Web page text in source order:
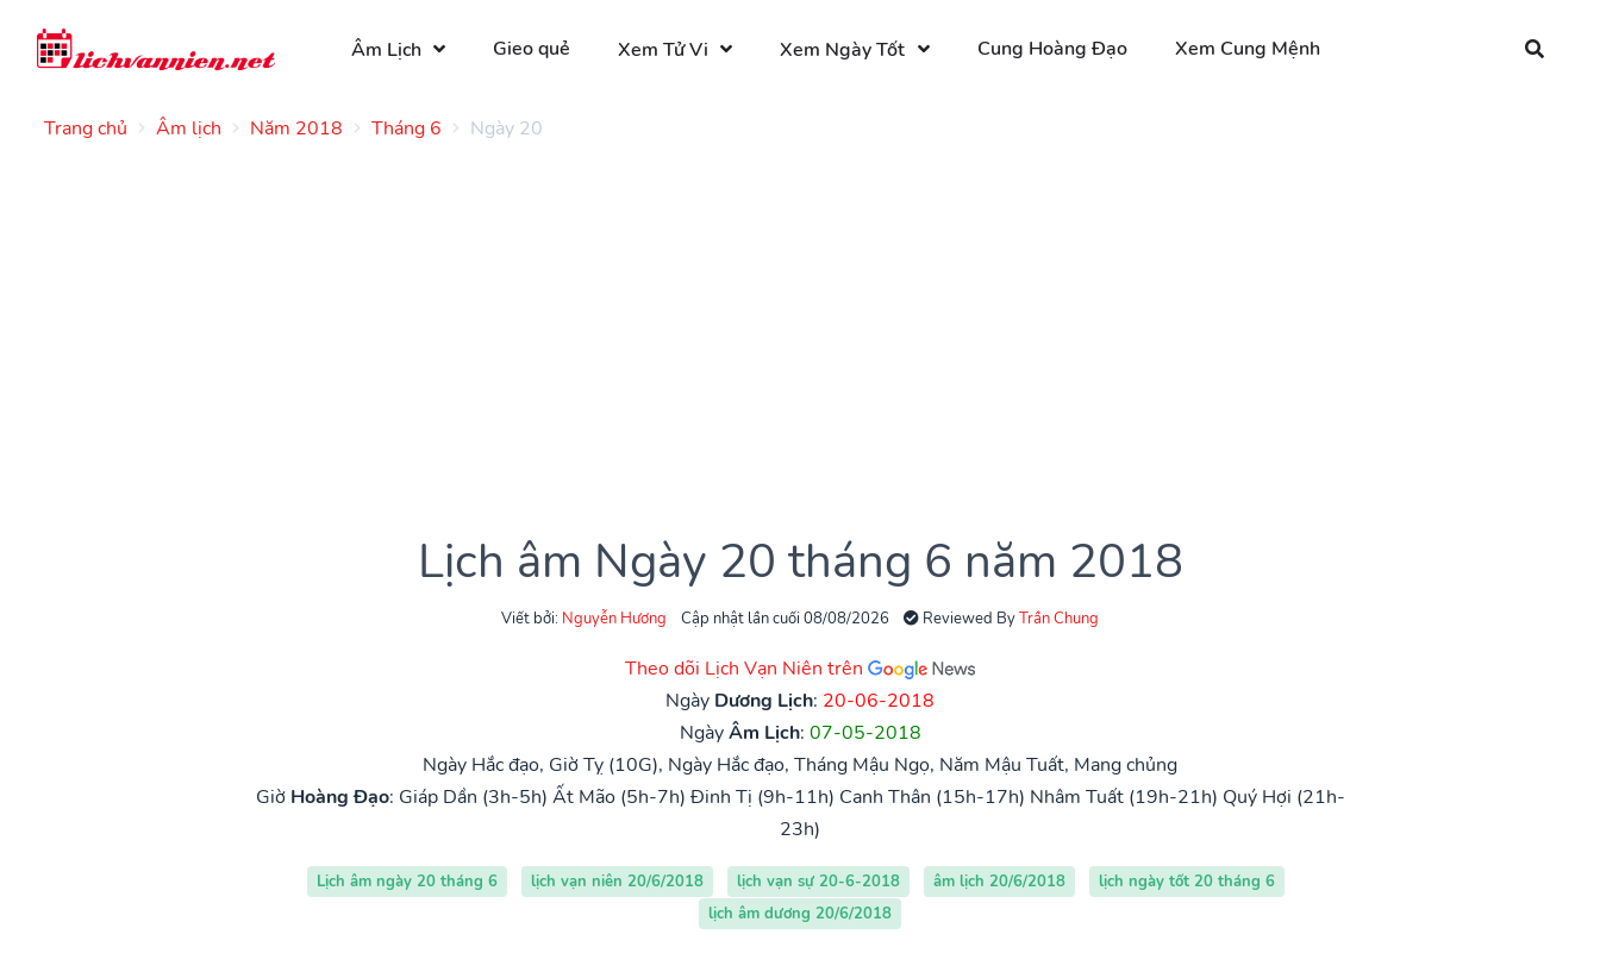
Âm Lịch Gieo quẻ Xem Tử Vi Xem Ngày Tốt Cung Hoàng Đạo Xem Cung Mệnh
Trang chủ Âm lịch Năm 2018 Tháng 6 Ngày 20
Lịch âm Ngày 20 tháng 6 năm 2018
Viết bởi: Nguyễn Hương Cập nhật lần cuối 08/08/2026 Reviewed ByTrần Chung
Theo dõi Lịch Vạn Niên trên
Ngày Dương Lịch: 20-06-2018
NgàyÂm Lịch: 07-05-2018
Ngày Hắc đạo, Giờ Tỵ (10G), Ngày Hắc đạo, Tháng Mậu Ngọ, Năm Mậu Tuất, Mang chủng
Giờ Hoàng Đạo: Giáp Dần (3h-5h) Ất Mão (5h-7h) Đinh Tị (9h-11h) Canh Thân (15h-17h) Nhâm Tuất (19h-21h) Quý Hợi (21h-
23h)
Lịch âm ngày 20 tháng 6 lịch vạn niên 20/6/2018 lịch vạn sự 20-6-2018 âm lịch 20/6/2018
lịch ngày tốt 20 tháng 6
lịch âm dương 20/6/2018